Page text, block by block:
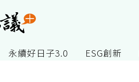
永續好日子3.0 ESG創新